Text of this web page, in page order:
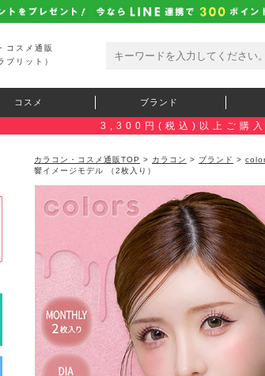
コスメ通販
リット）
コスメ ブランド
3,300円(税込)以上ご購入
カラコン・コスメ通販TOP > カラコン > ブランド >
響イメージモデル （2枚入り）